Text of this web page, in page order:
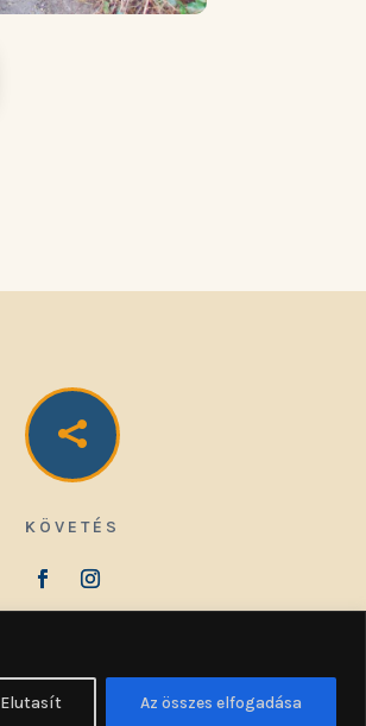
Elutasít Az összes elfogadása

KÖVETÉS